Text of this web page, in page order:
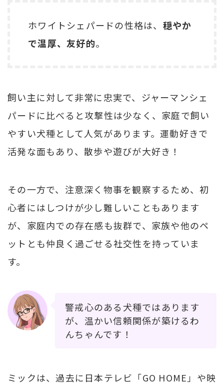
ホワイトシェパードの性格は、 穏やか
で温厚、友好的。
飼い主に対して非常に忠実で、ジャーマンシェ
パードに比べると攻撃性は少なく、家庭で飼い
やすい犬種として人気があります。運動好きで
活発な面もあり、散歩や遊びが大好き！
その一方で、注意深く物事を観察するため、初
心者にはしつけが少し難しいこともあります
が、家庭内での存在感も抜群で、家族や他のペ
ットとも仲良く過ごせる社交性を持っていま
す。
警戒心のある犬種ではあります
が、温かい信頼関係が築けるわ
んちゃんです！
ミックは、過去に日本テレビ「GO HOME」や映